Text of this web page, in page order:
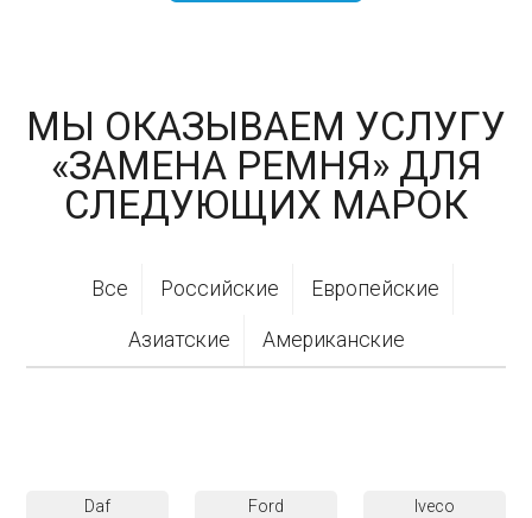
МЫ ОКАЗЫВАЕМ УСЛУГУ
«ЗАМЕНА РЕМНЯ» ДЛЯ
СЛЕДУЮЩИХ МАРОК
Все Российские Европейские
Азиатские Американские
Daf Ford Iveco